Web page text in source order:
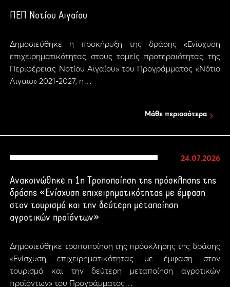
ΠΕΠ Νοτίου Αιγαίου
Δημοσιεύθηκε η προκήρυξη της δράσης «Ενίσχυση
επιχειρηματικότητας στους τομείς προτεραιότητας της
Περιφέρειας Νοτίου Αιγαίου» του Προγράμματος «Νότιο
Αιγαίο» 2021-2027, η…
Μάθε περισσότερα
24.07.2026
Ανακοινώθηκε η 1η Τροποποίηση της πρόσκλησης της
δράσης «Ενίσχυση επιχειρηματικότητας με έμφαση
στον τουρισμό και την δεύτερη μεταποίηση
αγροτικών προϊόντων»
Δημοσιεύθηκε τροποποίηση της πρόσκλησης της δράσης
«Ενίσχυση επιχειρηματικότητας με έμφαση στον
τουρισμό και την δεύτερη μεταποίηση αγροτικών
προϊόντων» του Προγράμματος…